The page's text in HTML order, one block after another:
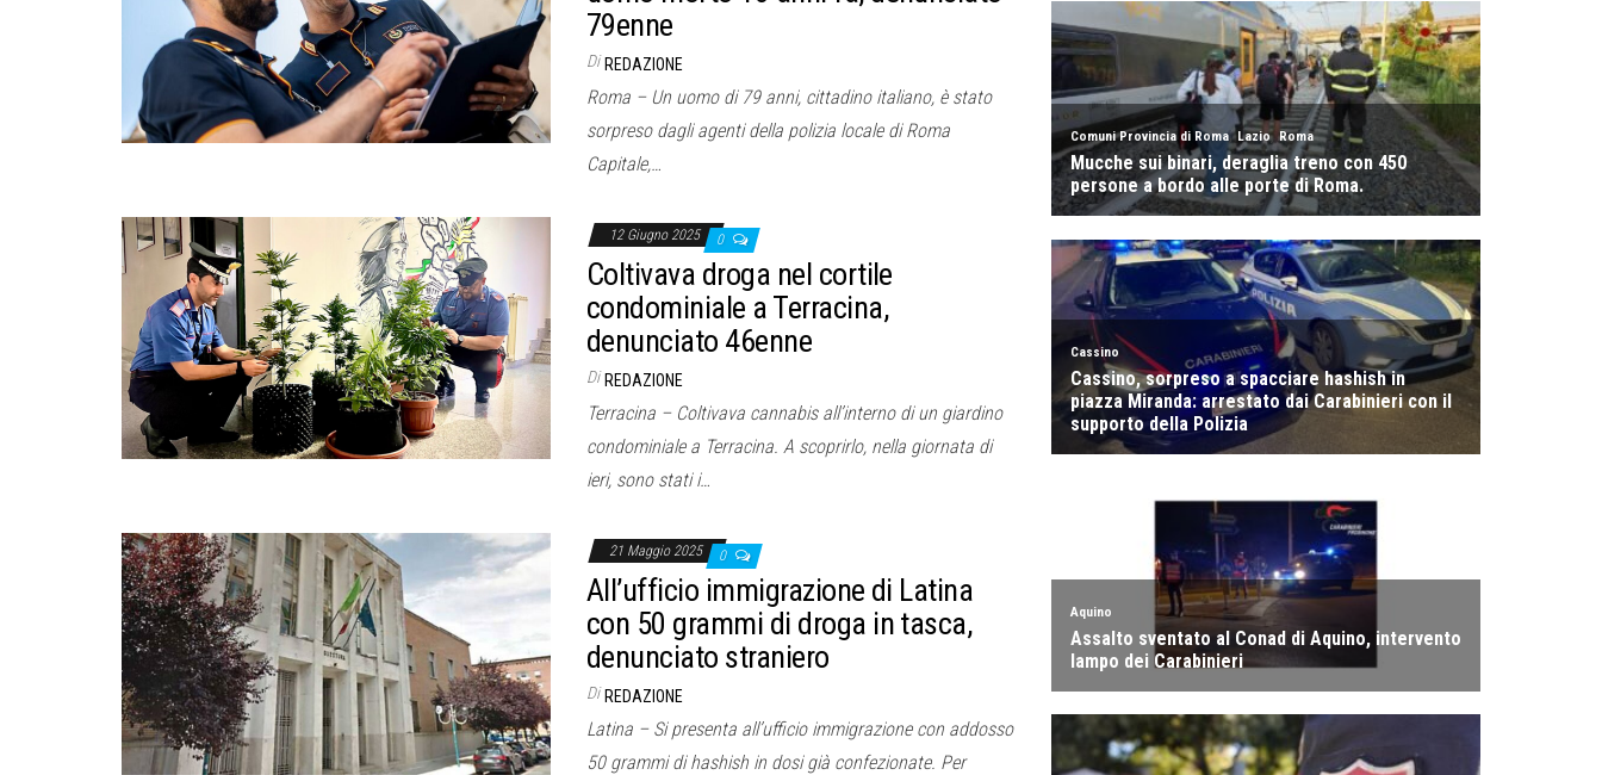
79enne
Di REDAZIONE
Roma – Un uomo di 79 anni, cittadino italiano, è stato
sorpreso dagli agenti della polizia locale di Roma
Capitale,…
12 Giugno 2025 0
Coltivava droga nel cortile
condominiale a Terracina,
denunciato 46enne
Di REDAZIONE
Terracina – Coltivava cannabis all’interno di un giardino
condominiale a Terracina. A scoprirlo, nella giornata di
ieri, sono stati i…
21 Maggio 2025 0
All’ufficio immigrazione di Latina
con 50 grammi di droga in tasca,
denunciato straniero
Di REDAZIONE
Latina – Si presenta all’ufficio immigrazione con addosso
50 grammi di hashish in dosi già confezionate. Per